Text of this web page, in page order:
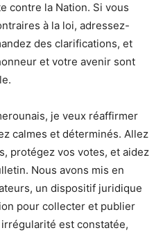
contre la Nation. Si vous
à la loi, adressez-
des clarifications, et
et votre avenir sont
je veux réaffirmer
calmes et déterminés. Allez
protégez vos votes, et aidez
Nous avons mis en
un dispositif juridique
pour collecter et publier
est constatée,